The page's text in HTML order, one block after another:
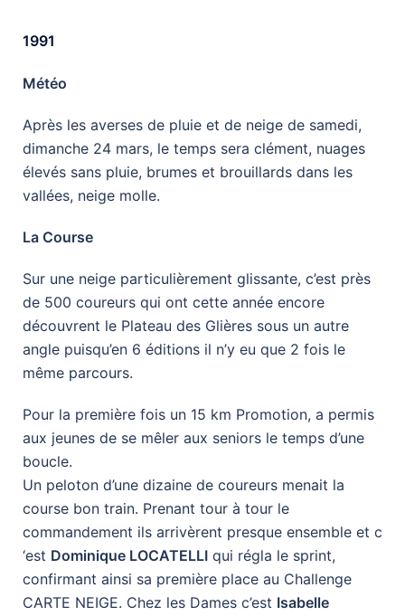
1991
Météo
Après les averses de pluie et de neige de samedi,
dimanche 24 mars, le temps sera clément, nuages
élevés sans pluie, brumes et brouillards dans les
vallées, neige molle.
La Course
Sur une neige particulièrement glissante, c’est près
de 500 coureurs qui ont cette année encore
découvrent le Plateau des Glières sous un autre
angle puisqu’en 6 éditions il n’y eu que 2 fois le
même parcours.
Pour la première fois un 15 km Promotion, a permis
aux jeunes de se mêler aux seniors le temps d’une
boucle.
Un peloton d’une dizaine de coureurs menait la
course bon train. Prenant tour à tour le
commandement ils arrivèrent presque ensemble et c
‘est Dominique LOCATELLI qui régla le sprint,
confirmant ainsi sa première place au Challenge
CARTE NEIGE. Chez les Dames c’est Isabelle